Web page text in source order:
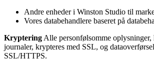
Andre enheder i Winston Studio til
Vores databehandlere baseret på
Kryptering Alle personfølsomme oplysninger,
journaler, krypteres med SSL, og
SSL/HTTPS.